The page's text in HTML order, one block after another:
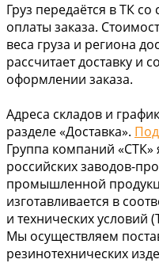
Груз передаётся в ТК
оплаты заказа.
веса груза и региона
рассчитает доставку и
оформлении заказа.
Адреса складов и
разделе «Доставка».
Группа компаний «СТК»
российских заводов-
промышленной
изготавливается в
и технических условий
Мы осуществляем
резинотехнических